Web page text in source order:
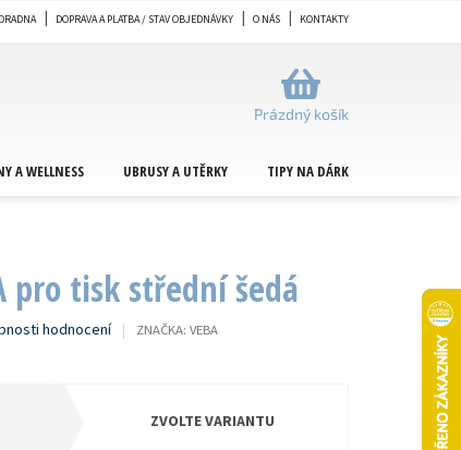
DOPRAVA A PLATBA / STAV OBJEDNÁVKY O NÁS KONTAKTY
NÁKUPNÍ
KOŠÍK
Prázdný košík
A WELLNESS UBRUSY A UTĚRKY TIPY NA DÁRKY
pro tisk střední šedá
hodnocení ZNAČKA: VEBA
ZVOLTE VARIANTU